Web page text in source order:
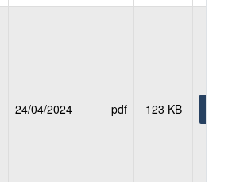
24/04/2024 pdf 123 KB